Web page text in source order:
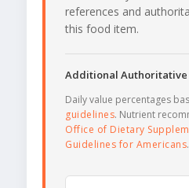
references and
this food item.
Additional Authoritative
Daily value percentages
guidelines. Nutrient
Office of Dietary
Guidelines for Americans.